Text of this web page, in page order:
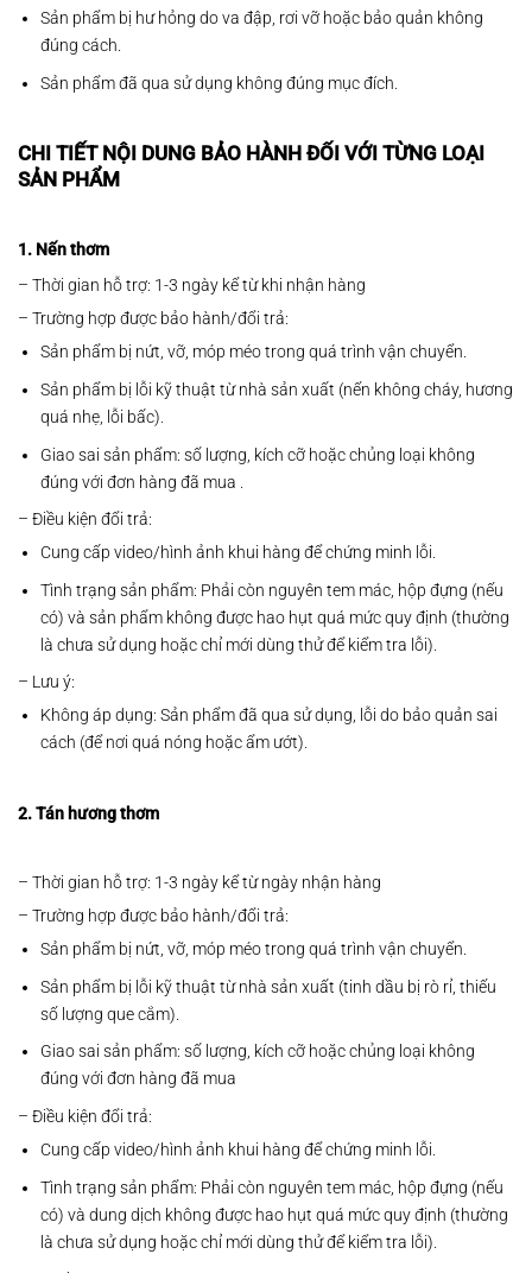
Sản phẩm bị hư hỏng do va đập, rơi vỡ hoặc bảo quản không
đúng cách.
Sản phẩm đã qua sử dụng không đúng mục đích.
CHI TIẾT NỘI DUNG BẢO HÀNH ĐỐI VỚI TỪNG LOẠI
SẢN PHẨM
1. Nến thơm
– Thời gian hỗ trợ: 1-3 ngày kể từ khi nhận hàng
– Trường hợp được bảo hành/đổi trả:
Sản phẩm bị nứt, vỡ, móp méo trong quá trình vận chuyển.
Sản phẩm bị lỗi kỹ thuật từ nhà sản xuất (nến không cháy, hương
quá nhẹ, lỗi bấc).
Giao sai sản phẩm: số lượng, kích cỡ hoặc chủng loại không
đúng với đơn hàng đã mua .
– Điều kiện đổi trả:
Cung cấp video/hình ảnh khui hàng để chứng minh lỗi.
Tình trạng sản phẩm: Phải còn nguyên tem mác, hộp đựng (nếu
có) và sản phẩm không được hao hụt quá mức quy định (thường
là chưa sử dụng hoặc chỉ mới dùng thử để kiểm tra lỗi).
– Lưu ý:
Không áp dụng: Sản phẩm đã qua sử dụng, lỗi do bảo quản sai
cách (để nơi quá nóng hoặc ẩm ướt).
2. Tán hương thơm
– Thời gian hỗ trợ: 1-3 ngày kể từ ngày nhận hàng
– Trường hợp được bảo hành/đổi trả:
Sản phẩm bị nứt, vỡ, móp méo trong quá trình vận chuyển.
Sản phẩm bị lỗi kỹ thuật từ nhà sản xuất (tinh dầu bị rò rỉ, thiếu
số lượng que cắm).
Giao sai sản phẩm: số lượng, kích cỡ hoặc chủng loại không
đúng với đơn hàng đã mua
– Điều kiện đổi trả:
Cung cấp video/hình ảnh khui hàng để chứng minh lỗi.
Tình trạng sản phẩm: Phải còn nguyên tem mác, hộp đựng (nếu
có) và dung dịch không được hao hụt quá mức quy định (thường
là chưa sử dụng hoặc chỉ mới dùng thử để kiểm tra lỗi).